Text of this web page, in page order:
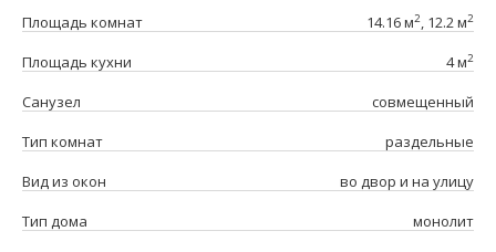
Площадь комнат 14.16 м2, 12.2 м2
Площадь кухни 4 м2
Санузел
совмещенный
Тип комнат
раздельные
Вид из окон
во двор и на улицу
Тип дома
монолит